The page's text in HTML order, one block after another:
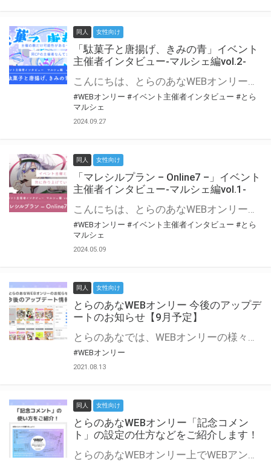
同人 女性向け
「駄菓子と唐揚げ、きみの青」イベント
主催者インタビュー-マルシェ編vol.2-
こんにちは、とらのあなWEBオンリー運営スタッフです。 新たにお届けする、イベント主催者インタビュー-マルシェ編-は、 とらのあなWEBオンリー「マルシェ」をご利用の主催様に 「マルシェ」を使ってイベントを開催した感想や心がけをお聞きする企画です。 今回は、WEBオンリー初開催「駄菓子と唐揚げ、きみの青」より、 主催のぎこ六屋様にお話を伺いました。 協力：ぎこ六屋様／イベント公式Twitter（@krkgwks） とらのあなWEBオンリー「マルシェ」とは？ WEBオンリーでリアルタイムでコミュニケーションがとれるオンライン会場です。
#WEBオンリー #イベント主催者インタビュー #とら
マルシェ
2024.09.27
同人 女性向け
「マレシルプラン – Online7 –」イベント
主催者インタビュー-マルシェ編vol.1-
こんにちは、とらのあなWEBオンリー運営スタッフです。 新たにお届けする、イベント主催者インタビュー-マルシェ編-は、 とらのあなWEBオンリー「マルシェ」をご利用した主催様に 「マルシェ」を使って開催した感想や心がけをお聞きする企画です。 今回は、WEBオンリー開催7回目迎えた「マレシルプラン – Online7 –」より、 主催の玉川うた様にお話を伺いました。 ▼マレシルプランのインタビュー前回記事 「イベント主催者インタビュー vol.6」はこちら 協力：玉川うた様（マレシルプラン実行委員会 代表）／イベント公式Twitter（@mallesil_plan） とらのあなWEBオンリー「マルシェ」とは？ WEBオンリーでリアルタイムでコミュニケーションがとれるオンライン会場です。
#WEBオンリー #イベント主催者インタビュー #とら
マルシェ
2024.05.09
同人 女性向け
とらのあなWEBオンリー 今後のアップデ
ートのお知らせ【9月予定】
とらのあなでは、WEBオンリーの様々な支援を実施しています。 今回は2021年9月に実装を予定しているアップデート情報についてご紹介いたします。 とらのあなWEBオンリーサイトはこちら
#WEBオンリー
2021.08.13
同人 女性向け
とらのあなWEBオンリー「記念コメン
ト」の設定の仕方などをご紹介します！
とらのあなWEBオンリー上でWEBアンソロジーが作成できる「記念コメント」について、その使い方や作成手順を解説します！ 支援タイプを「サークル参加型」「サークル参加型・マルシェ(イベント会場)機能付き」でお申し込みいただいている主催者様はぜひご活用ください♪ とらのあなWEBオンリーサイトはこちら